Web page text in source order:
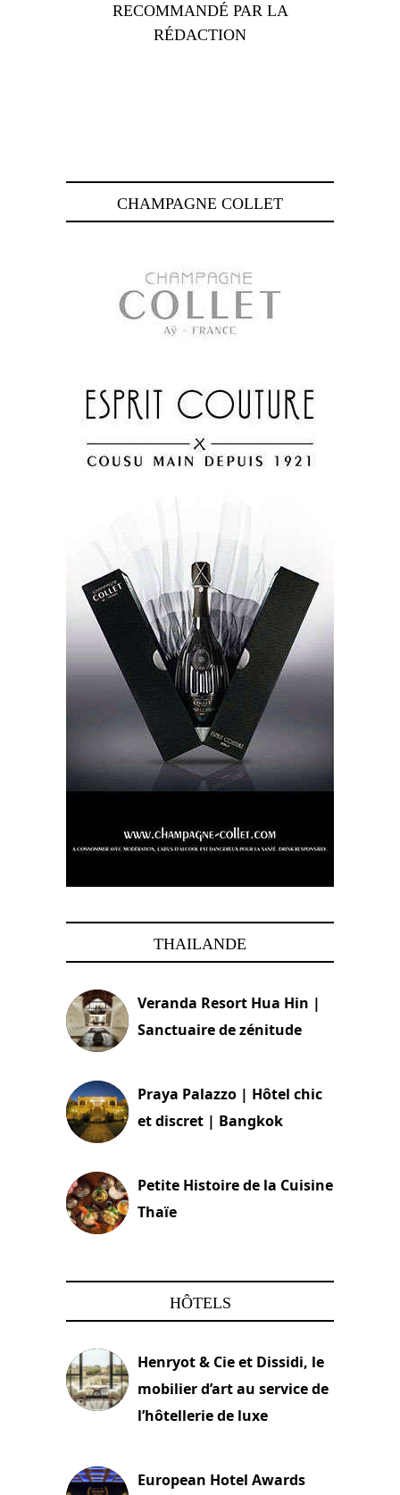
RECOMMANDÉ PAR LA
RÉDACTION
CHAMPAGNE COLLET
THAILANDE
Veranda Resort Hua Hin |
Sanctuaire de zénitude
Praya Palazzo | Hôtel chic
et discret | Bangkok
Petite Histoire de la Cuisine
Thaïe
HÔTELS
Henryot & Cie et Dissidi, le
mobilier d’art au service de
l’hôtellerie de luxe
European Hotel Awards